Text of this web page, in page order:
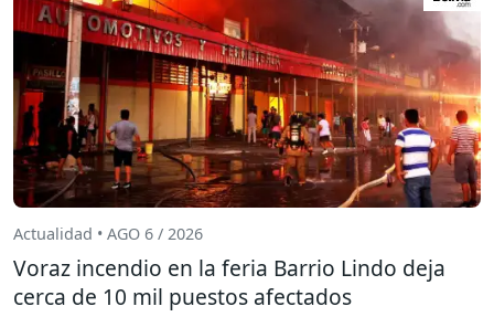
Actualidad • AGO 6 / 2026
Voraz incendio en la feria Barrio Lindo deja
cerca de 10 mil puestos afectados